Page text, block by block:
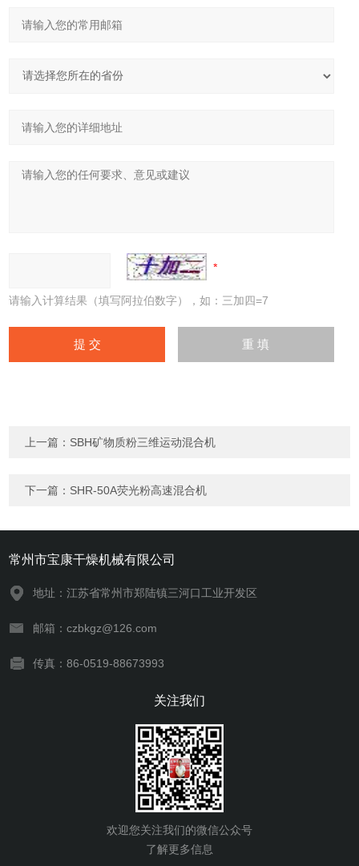
请输入计算结果（填写阿拉伯数字），如：三加四=7
上一篇： SBH矿物质粉三维运动混合机
下一篇： SHR-50A荧光粉高速混合机
常州市宝康干燥机械有限公司
地址：江苏省常州市郑陆镇三河口工业开发区
邮箱：czbkgz@126.com
传真：86-0519-88673993
关注我们
欢迎您关注我们的微信公众号
了解更多信息